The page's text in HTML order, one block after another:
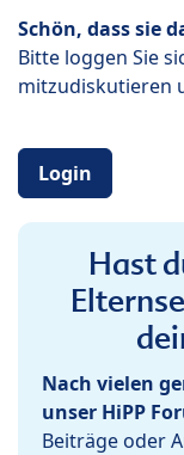
Schön, dass sie
Bitte loggen Sie
mitzudiskutieren
Login
Hast
Nach vielen
unser HiPP
Beiträge oder